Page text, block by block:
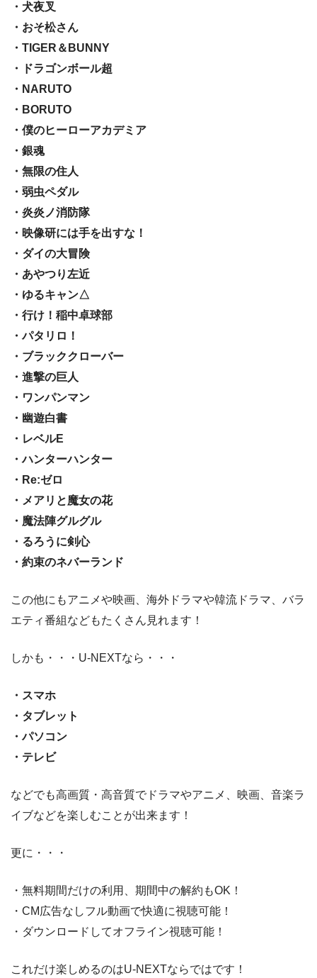
・犬夜叉
・おそ松さん
・TIGER＆BUNNY
・ドラゴンボール超
・NARUTO
・BORUTO
・僕のヒーローアカデミア
・銀魂
・無限の住人
・弱虫ペダル
・炎炎ノ消防隊
・映像研には手を出すな！
・ダイの大冒険
・あやつり左近
・ゆるキャン△
・行け！稲中卓球部
・パタリロ！
・ブラッククローバー
・進撃の巨人
・ワンパンマン
・幽遊白書
・レベルE
・ハンターハンター
・Re:ゼロ
・メアリと魔女の花
・魔法陣グルグル
・るろうに剣心
・約束のネバーランド
この他にもアニメや映画、海外ドラマや韓流ドラマ、バラ
エティ番組などもたくさん見れます！
しかも・・・U-NEXTなら・・・
・スマホ
・タブレット
・パソコン
・テレビ
などでも高画質・高音質でドラマやアニメ、映画、音楽ラ
イブなどを楽しむことが出来ます！
更に・・・
・無料期間だけの利用、期間中の解約もOK！
・CM広告なしフル動画で快適に視聴可能！
・ダウンロードしてオフライン視聴可能！
これだけ楽しめるのはU-NEXTならではです！